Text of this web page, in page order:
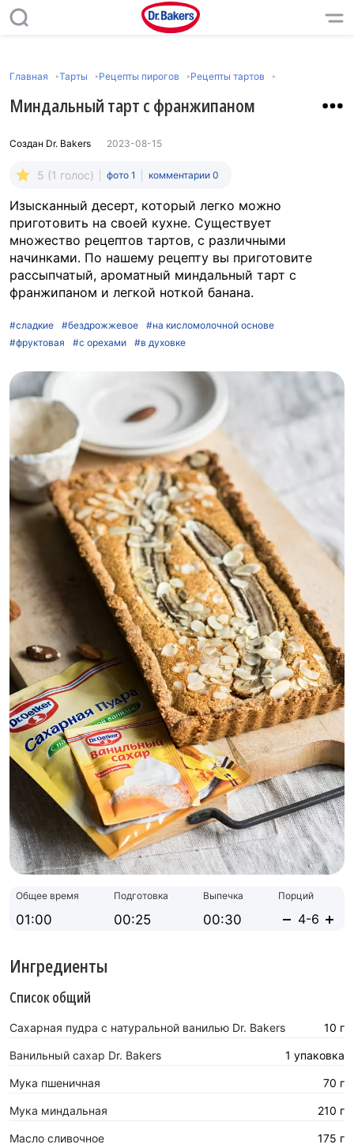
Главная Тарты Рецепты пирогов Рецепты тартов
Миндальный тарт с франжипаном
Создан Dr. Bakers 2023-08-15
5 (1 голос) фото 1 комментарии 0
Изысканный десерт, который легко можно
приготовить на своей кухне. Существует
множество рецептов тартов, с различными
начинками. По нашему рецепту вы приготовите
рассыпчатый, ароматный миндальный тарт с
франжипаном и легкой ноткой банана.
#сладкие #бездрожжевое
#на кисломолочной основе
#фруктовая
#с орехами #в духовке
Общее время
01:00
Подготовка
00:25
Выпечка
00:30
Порций
Ингредиенты
Список общий
Сахарная пудра с натуральной ванилью Dr. Bakers 10 г
Ванильный сахар Dr. Bakers 1 упаковка
Мука пшеничная 70 г
Мука миндальная 210 г
Масло сливочное 175 г